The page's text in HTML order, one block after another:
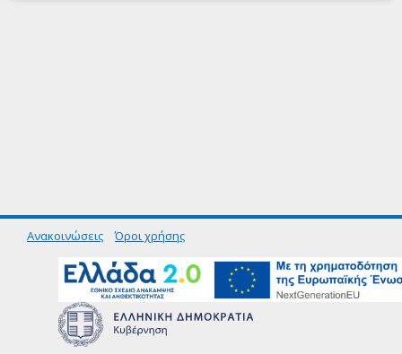
Ανακοινώσεις Όροι χρήσης